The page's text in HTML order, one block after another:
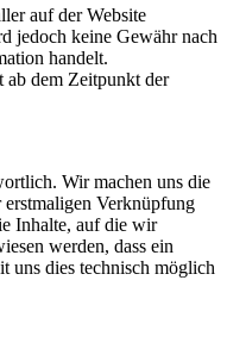
auf der Website
jedoch keine Gewähr nach
handelt.
ab dem Zeitpunkt der
Wir machen uns die
Verknüpfung
Inhalte, auf die wir
werden, dass ein
uns dies technisch möglich